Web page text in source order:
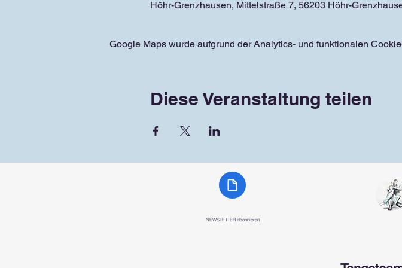
Höhr-Grenzhausen, Mittelstraße 7, 56203 Höhr-
Google Maps wurde aufgrund der Analytics- und funktionalen
Diese Veranstaltung teilen
NEWSLETTER abonnieren